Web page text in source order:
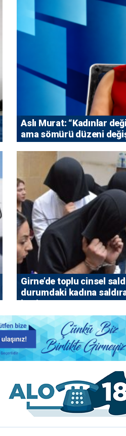
Aslı Murat: “Kadınlar
ama sömürü düzeni
Girne’de toplu cinsel
durumdaki kadına
hapis